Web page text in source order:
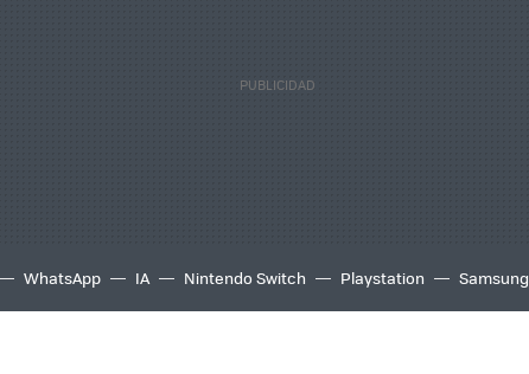
WhatsApp IA Nintendo Switch Playstation Samsung